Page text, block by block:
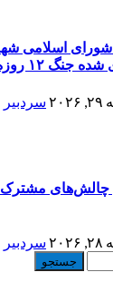
اسلامی
تهران تا پایان سال
سردبیر
سردبیر